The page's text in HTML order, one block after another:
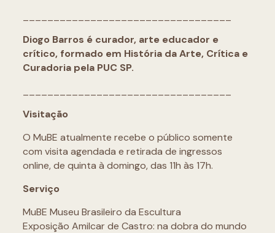
Diogo Barros é curador, arte educador e
crítico, formado em História da Arte, Crítica e
Curadoria pela PUC SP.
Visitação
O MuBE atualmente recebe o público somente
com visita agendada e retirada de ingressos
online, de quinta à domingo, das 11h às 17h.
Serviço
MuBE Museu Brasileiro da Escultura
Exposição Amilcar de Castro: na dobra do mundo